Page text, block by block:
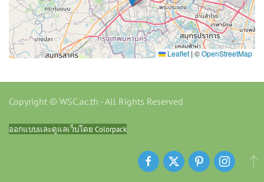
Leaflet | ©OpenStreetMap
Copyright © WSC.ac.th - All Rights Reserved
ออกแบบและดูแลเว็บโดย Colorpack